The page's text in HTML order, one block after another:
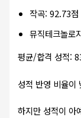
작곡: 92.73점
뮤직테크놀로
평균/합격 성적:
성적 반영 비율이
하지만 성적이 아